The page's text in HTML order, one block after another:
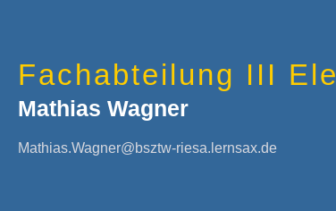
Fachabteilung III
Mathias Wagner
Mathias.Wagner@bsztw-riesa.lernsax.de